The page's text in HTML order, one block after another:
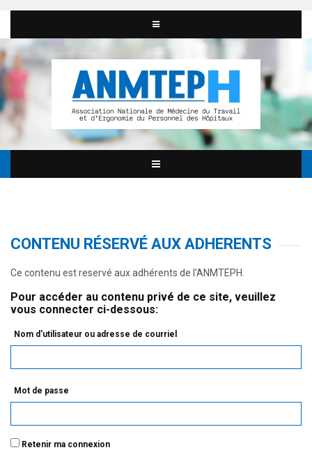
CONTENU RÉSERVÉ AUX ADHERENTS
Ce contenu est reservé aux adhérents de l'ANMTEPH.
Pour accéder au contenu privé de ce site, veuillez
vous connecter ci-dessous:
Nom d'utilisateur ou adresse de courriel
Mot de passe
Retenir ma connexion